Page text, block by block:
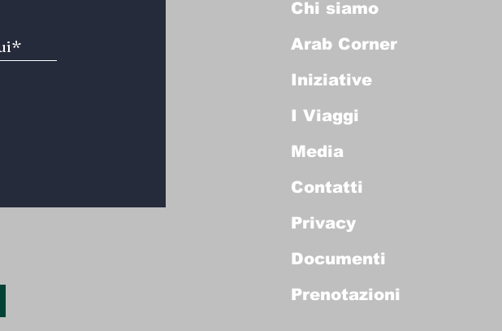
Chi siamo
Arab Corner
Iniziative
I Viaggi
Media
Contatti
Privacy
Documenti
Prenotazioni